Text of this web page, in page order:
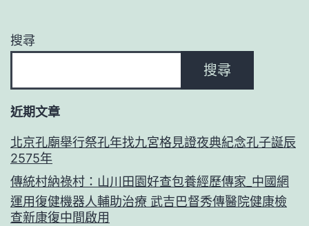
搜尋
搜尋
近期文章
北京孔廟舉行祭孔年找九宮格見證夜典紀念孔子誕辰
2575年
傳統村納祿村：山川田園好查包養經歷傳家_中國網
運用復健機器人輔助治療 武吉巴督秀傳醫院健康檢
查新康復中間啟用